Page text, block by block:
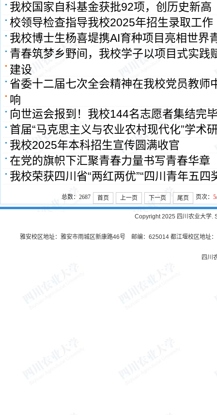
我校国家自科基金获批92项，创历史新高
校领导检查指导我校2025年招生录取工作
我校博士生杨喜堤携AI育种项目亮相世界
青春筑梦乡野间，我校学子以项目式实践
建设
省委十二届七次全会精神在我校党员教师
响
向世运会报到！我校144名志愿者集结完
首届“马克思主义与农业农村现代化”学术
我校2025年本科招生宣传圆满收官
在党的旗帜下汇聚青春力量书写青春华章
我校荣获四川省“两红两优”“四川青年五四
总数：2687 首页 上一页 下一页 尾页 页次： 5
Copyright 2025 四川农业大学.
雅安校区地址：雅安市雨城区新康路46号 邮编：625014 都江堰校区地址
四川